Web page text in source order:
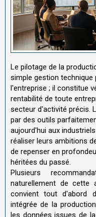
Le pilotage de la
simple gestion
l'entreprise ; il constitue
rentabilité de toute
secteur d'activité précis.
par des outils
aujourd'hui aux
réaliser leurs ambitions
de repenser en
héritées du passé.
Plusieurs
naturellement de cette
convient tout d'abord
intégrée de la
les données issues de